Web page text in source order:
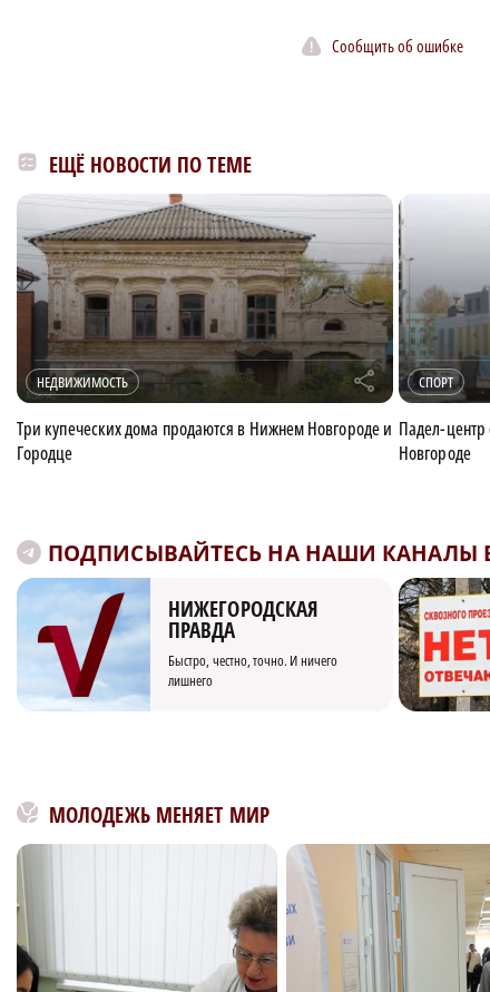
Сообщить об ошибке
ЕЩЁ НОВОСТИ ПО ТЕМЕ
НЕДВИЖИМОСТЬ r
Три купеческих дома продаются в Нижнем Новгороде и
Городце
СПОРТ
Падел-центр
Новгороде
ПОДПИСЫВАЙТЕСЬ НА НАШИ КАНАЛЫ В
НИЖЕГОРОДСКАЯ
ПРАВДА
Быстро, честно, точно. И ничего
лишнего
МОЛОДЕЖЬ МЕНЯЕТ МИР